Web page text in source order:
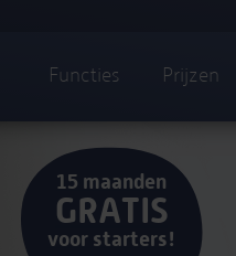
Functies Prijzen
15 maanden
GRATIS
voor starters!